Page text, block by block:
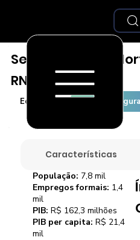
Características
População: 7,8 mil
Empregos formais: 1,4
mil
PIB: R$ 162,3 milhões
PIB per capita: R$ 21,4
mil
Economia Saúde e
Serra Negra do
RN